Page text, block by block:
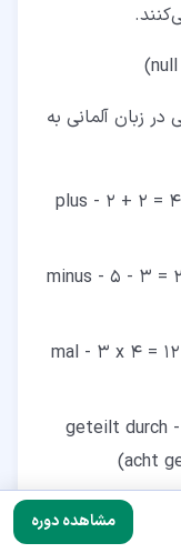
زبان آلمانی به
plus - 2 + 2 =
minus - 5 - 3 =
mal - 3 x 4 =
geteilt durch
(acht
مشاهده دوره